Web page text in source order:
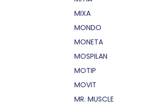
MIXA
MONDO
MONETA
MOSPILAN
MOTIP
MOVIT
MR. MUSCLE